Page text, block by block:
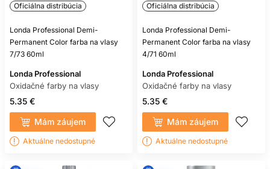
Oficiálna distribúcia
Londa Professional Demi-
Permanent Color farba na vlasy
7/73 60ml
Londa Professional
Oxidačné farby na vlasy
5.35 €
Mám záujem
Aktuálne nedostupné
Oficiálna distribúcia
Londa Professional Demi-
Permanent Color farba na vlasy
4/71 60ml
Londa Professional
Oxidačné farby na vlasy
5.35 €
Mám záujem
Aktuálne nedostupné